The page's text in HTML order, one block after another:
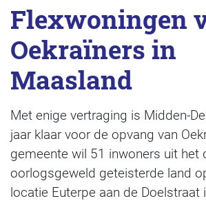
Flexwoningen
Oekraïners in
Maasland
Met enige vertraging is Midden-
jaar klaar voor de opvang van
gemeente wil 51 inwoners uit het
oorlogsgeweld geteisterde land
locatie Euterpe aan de Doelstraat